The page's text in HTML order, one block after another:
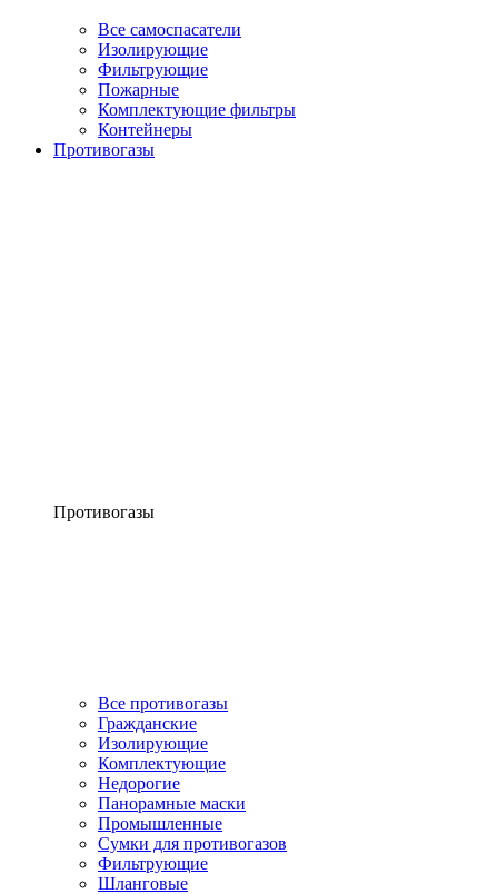
Все самоспасатели
Изолирующие
Фильтрующие
Пожарные
Комплектующие фильтры
Контейнеры
Противогазы
Противогазы
Все противогазы
Гражданские
Изолирующие
Комплектующие
Недорогие
Панорамные маски
Промышленные
Сумки для противогазов
Фильтрующие
Шланговые